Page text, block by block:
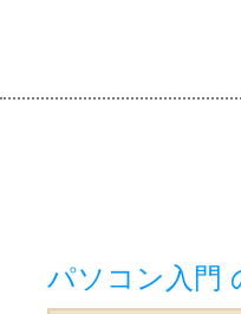
パソコン入門